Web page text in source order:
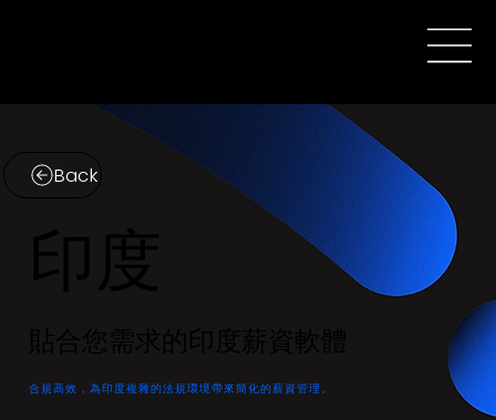
Back
合規高效，為印度複雜的法規環境帶來簡化的薪資管理。